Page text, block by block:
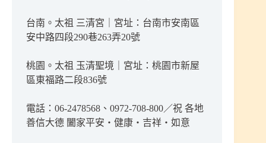
台南。太祖 三清宮｜宮址：台南市安南區
安中路四段290巷263弄20號
桃園。太祖 玉清聖境｜宮址：桃園市新屋
區東福路二段836號
電話：06-2478568、0972-708-800／祝 各地
善信大德 闔家平安‧健康‧吉祥‧如意